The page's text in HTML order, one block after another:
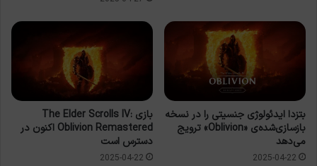
بتزدا ایدئولوژی جنسیتی را در نسخه
بازسازی‌شده‌ی «Oblivion» ترویج
می‌دهد
2025-04-22
بازی The Elder Scrolls IV:
Oblivion Remastered اکنون در
دسترس است
2025-04-22